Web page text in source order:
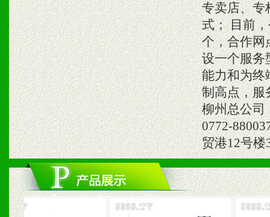
专卖店、专
式； 目前
个，合作网
设一个服务
能力和为终
制高点，
柳州总公司
0772-
贸港12号楼